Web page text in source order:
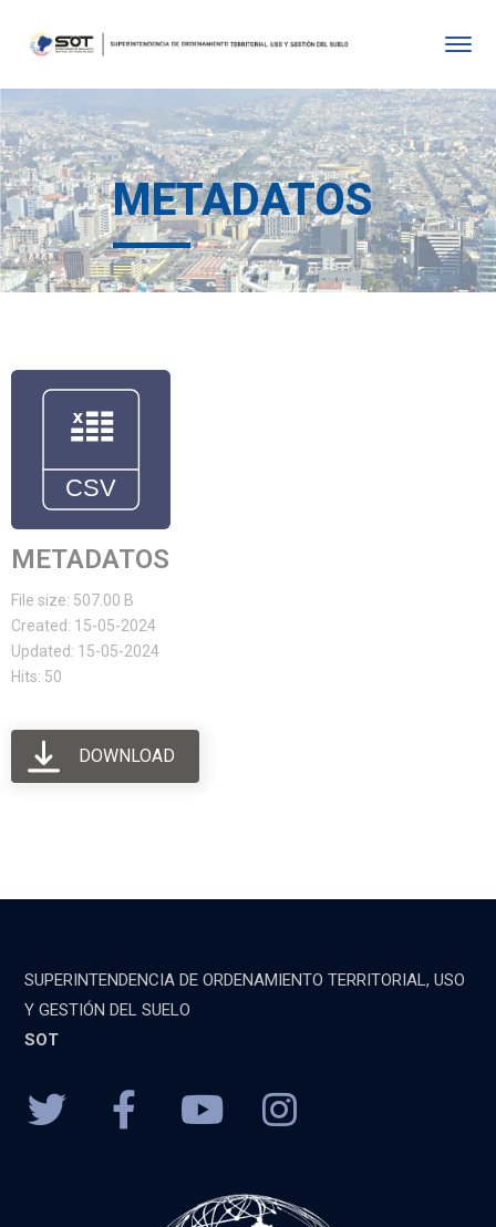
METADATOS
METADATOS
File size: 507.00 B
Created: 15-05-2024
Updated: 15-05-2024
Hits: 50
DOWNLOAD
SUPERINTENDENCIA DE ORDENAMIENTO TERRITORIAL, USO
Y GESTIÓN DEL SUELO
SOT